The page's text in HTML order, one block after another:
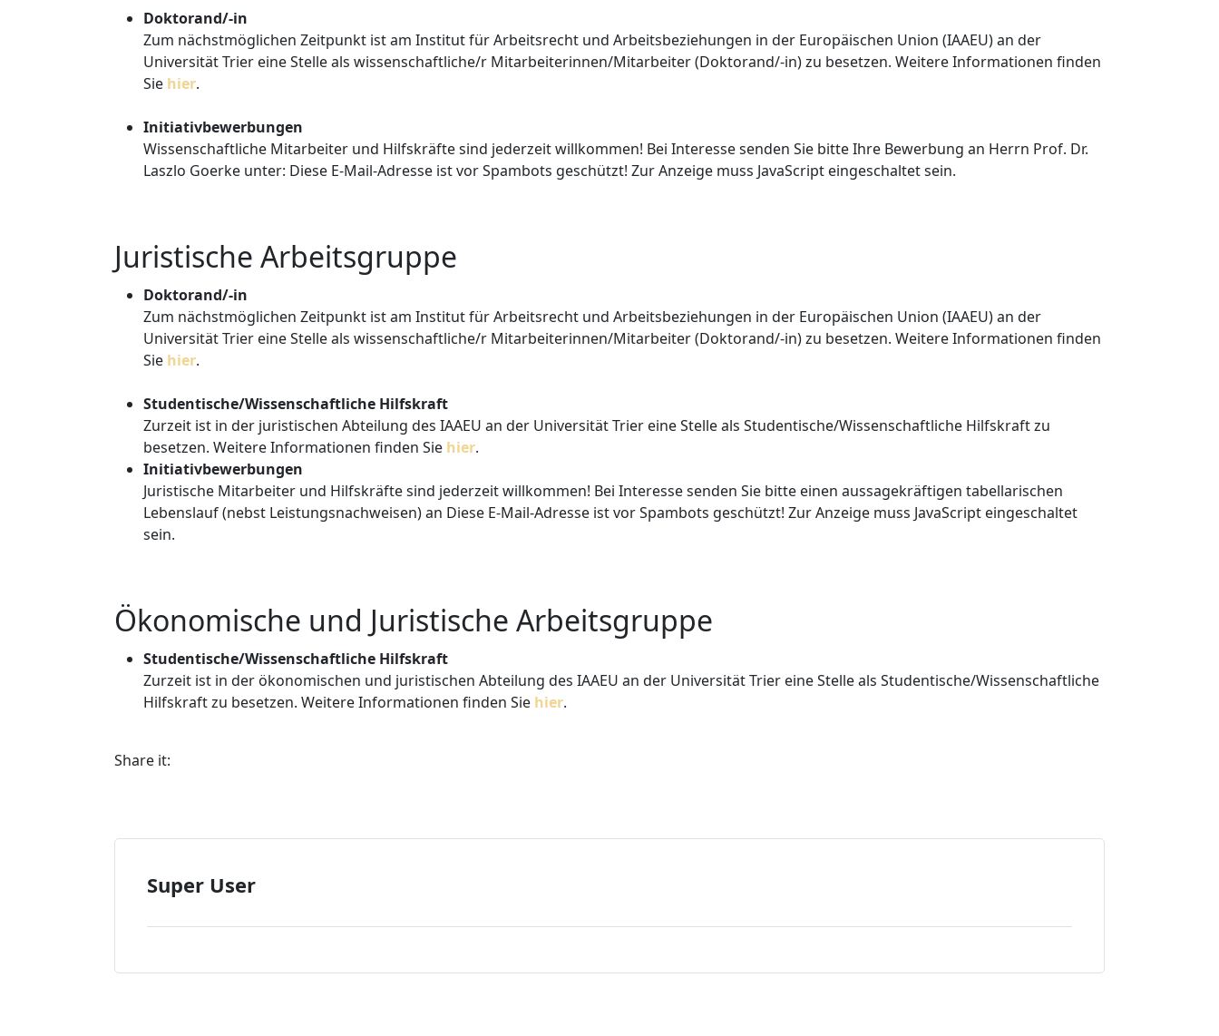
Doktorand/-in
Zum nächstmöglichen Zeitpunkt ist am Institut für Arbeitsrecht und Arbeitsbeziehungen in der Europäischen Union (IAAEU) an der
Universität Trier eine Stelle als wissenschaftliche/r Mitarbeiterinnen/Mitarbeiter (Doktorand/-in) zu besetzen. Weitere Informationen finden
Sie hier.
Initiativbewerbungen
Wissenschaftliche Mitarbeiter und Hilfskräfte sind jederzeit willkommen! Bei Interesse senden Sie bitte Ihre Bewerbung an Herrn Prof. Dr.
Laszlo Goerke unter: Diese E-Mail-Adresse ist vor Spambots geschützt! Zur Anzeige muss JavaScript eingeschaltet sein.
Juristische Arbeitsgruppe
Doktorand/-in
Zum nächstmöglichen Zeitpunkt ist am Institut für Arbeitsrecht und Arbeitsbeziehungen in der Europäischen Union (IAAEU) an der
Universität Trier eine Stelle als wissenschaftliche/r Mitarbeiterinnen/Mitarbeiter (Doktorand/-in) zu besetzen. Weitere Informationen finden
Sie hier.
Studentische/Wissenschaftliche Hilfskraft
Zurzeit ist in der juristischen Abteilung des IAAEU an der Universität Trier eine Stelle als Studentische/Wissenschaftliche Hilfskraft zu
besetzen. Weitere Informationen finden Sie hier.
Initiativbewerbungen
Juristische Mitarbeiter und Hilfskräfte sind jederzeit willkommen! Bei Interesse senden Sie bitte einen aussagekräftigen tabellarischen
Lebenslauf (nebst Leistungsnachweisen) an Diese E-Mail-Adresse ist vor Spambots geschützt! Zur Anzeige muss JavaScript eingeschaltet
sein.
Ökonomische und Juristische Arbeitsgruppe
Studentische/Wissenschaftliche Hilfskraft
Zurzeit ist in der ökonomischen und juristischen Abteilung des IAAEU an der Universität Trier eine Stelle als Studentische/Wissenschaftliche
Hilfskraft zu besetzen. Weitere Informationen finden Sie hier.
Share it:
Super User